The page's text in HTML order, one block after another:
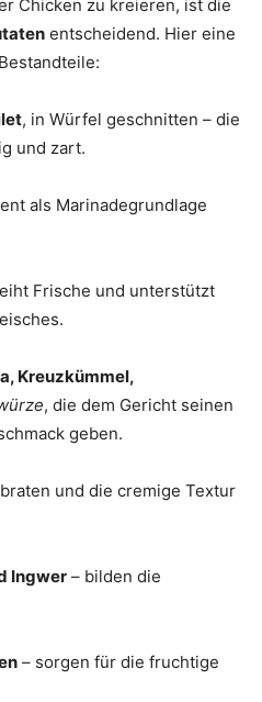
Chicken zu kreieren, ist die
entscheidend. Hier eine
, in Würfel geschnitten – die
und zart.
als Marinadegrundlage
Frische und unterstützt
Kreuzkümmel,
, die dem Gericht seinen
geben.
und die cremige Textur
Ingwer – bilden die
– sorgen für die fruchtige